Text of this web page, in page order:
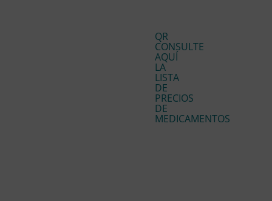
QR
CONSULTE
AQUÍ
LA
LISTA
DE
PRECIOS
DE
MEDICAMENTOS